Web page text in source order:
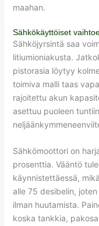
maahan.
Sähkökäyttöiset
Sähköjyrsintä saa
litiumioniakusta.
pistorasia löytyy
toimiva malli taas
rajoitettu akun
asettuu puoleen
Sähkömoottori on
prosenttia. Vääntö
käynnistettäessä,
alle 75 desibelin,
ilman huutamista.
koska tankkia,